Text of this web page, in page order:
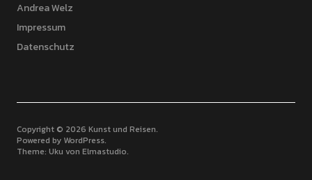
Andrea Welz
Impressum
Datenschutz
Copyright © 2026 Kunst und Reisen
Powered by WordPress
Theme: Uku von Elmastudio